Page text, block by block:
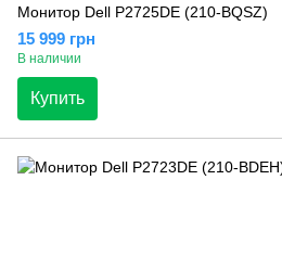
Монитор Dell P2725DE (210-BQSZ)
15 999 грн
В наличии
Купить